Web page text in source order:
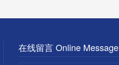
在线留言 Online Message